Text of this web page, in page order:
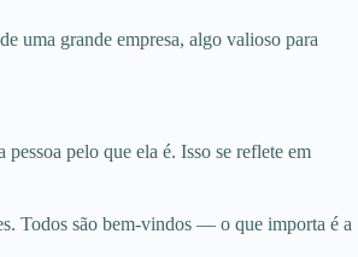
uma grande empresa, algo valioso para
pelo que ela é. Isso se reflete em
Todos são bem-vindos — o que importa é a